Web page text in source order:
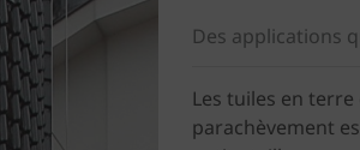
Des applications
Les tuiles en
parachèvement